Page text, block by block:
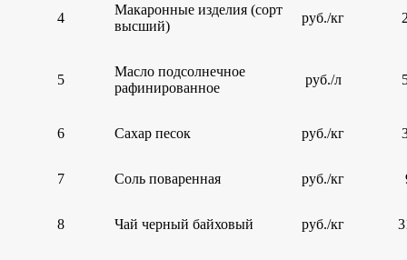
4
Макаронные изделия (сорт
высший)
руб./кг
5
Масло подсолнечное
рафинированное
руб./л
6 Сахар песок руб./кг
7 Соль поваренная руб./кг
8 Чай черный байховый руб./кг